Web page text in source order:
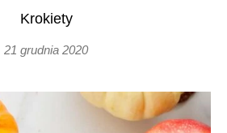
Krokiety
21 grudnia 2020